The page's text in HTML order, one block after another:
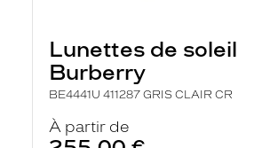
Lunettes de soleil
Burberry
BE4441U 411287 GRIS CLAIR CR
À partir de